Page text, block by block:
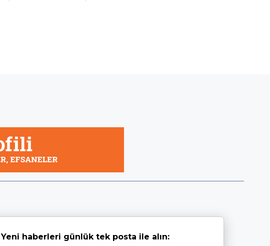
Yeni haberleri günlük tek posta ile alın: